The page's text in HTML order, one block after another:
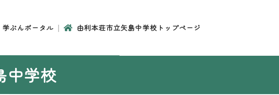
学ぶんポータル 由利本荘市立矢島中学校トップページ
中学校